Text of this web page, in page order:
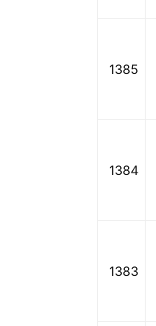
1385
1384
1383